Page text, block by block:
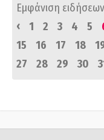
Εμφάνιση ειδήσεων
‹
1 2 3 4 5
15
16 17 18
27
28 29 30